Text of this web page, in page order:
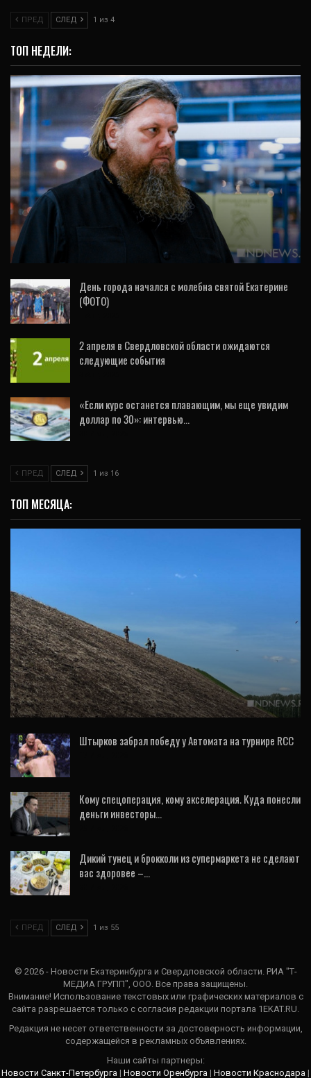
ПРЕД СЛЕД 1 из 4
ТОП НЕДЕЛИ:
ИНТЕРВЬЮ
Паломники и священники отправились за
Благодатным огнем: «Уральцы –
День города начался с молебна святой Екатерине
(ФОТО)
2 апреля в Свердловской области ожидаются
следующие события
«Если курс останется плавающим, мы еще увидим
доллар по 30»: интервью…
ПРЕД СЛЕД 1 из 16
ТОП МЕСЯЦА:
ИНТЕРВЬЮ
Горнолыжки не будет. Что станет с
огромным мусорным полигоном на
окраине…
Штырков забрал победу у Автомата на турнире RCC
Кому спецоперация, кому акселерация. Куда понесли
деньги инвесторы…
Дикий тунец и брокколи из супермаркета не сделают
вас здоровее –…
ПРЕД СЛЕД 1 из 55
© 2026 - Новости Екатеринбурга и Свердловской области. РИА "Т-
МЕДИА ГРУПП", ООО. Все права защищены.
Внимание! Использование текстовых или графических материалов с
сайта разрешается только c согласия редакции портала 1EKAT.RU.
Редакция не несет ответственности за достоверность информации,
содержащейся в рекламных объявлениях.
Наши сайты партнеры:
Новости Санкт-Петербурга | Новости Оренбурга | Новости Краснодара |